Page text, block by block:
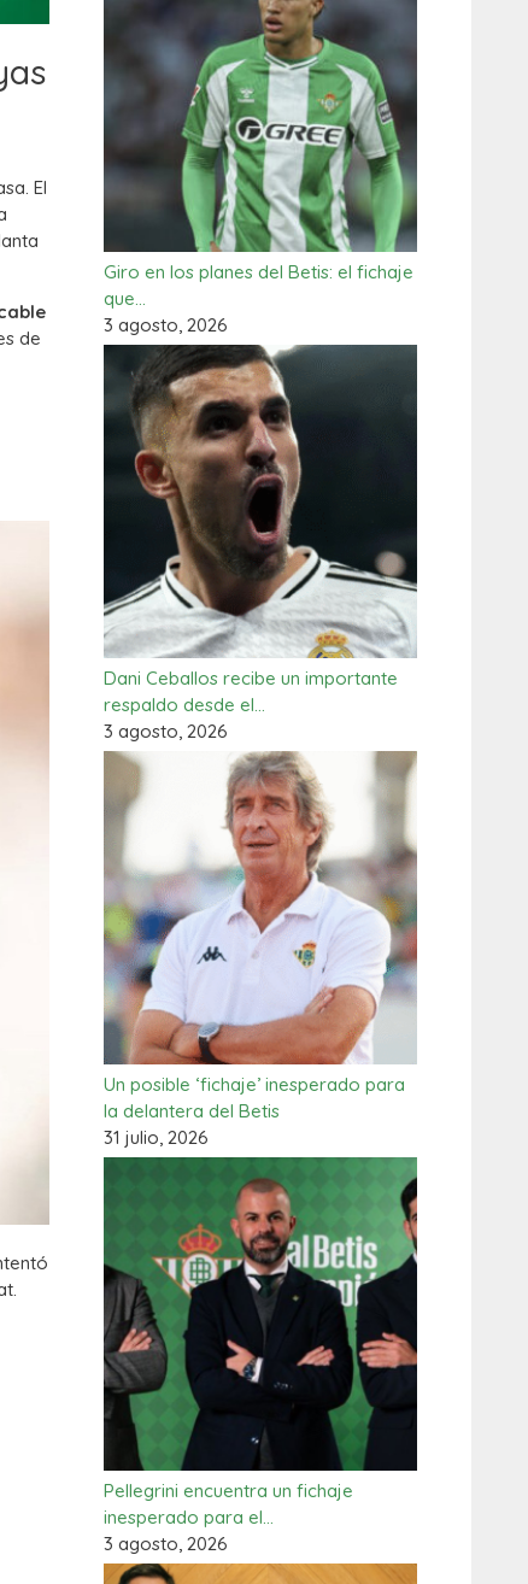
El
de
Giro en los planes del Betis: el fichaje
que…
3 agosto, 2026
Dani Ceballos recibe un importante
respaldo desde el…
3 agosto, 2026
Un posible ‘fichaje’ inesperado para
la delantera del Betis
31 julio, 2026
Pellegrini encuentra un fichaje
inesperado para el…
3 agosto, 2026